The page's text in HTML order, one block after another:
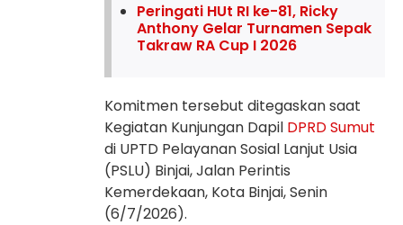
Peringati HUt RI ke-81, Ricky
Anthony Gelar Turnamen Sepak
Takraw RA Cup I 2026
Komitmen tersebut ditegaskan saat
Kegiatan Kunjungan Dapil DPRD Sumut
di UPTD Pelayanan Sosial Lanjut Usia
(PSLU) Binjai, Jalan Perintis
Kemerdekaan, Kota Binjai, Senin
(6/7/2026).